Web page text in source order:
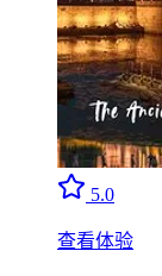
5.0
查看体验